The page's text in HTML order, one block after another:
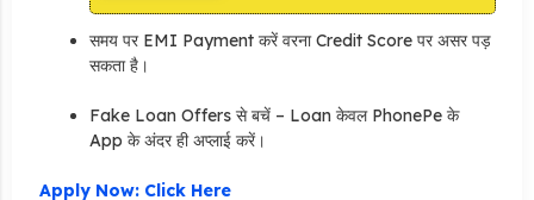
समय पर EMI Payment करें वरना Credit Score पर असर पड़
सकता है।
Fake Loan Offers से बचें – Loan केवल PhonePe के
App के अंदर ही अप्लाई करें।
Apply Now: Click Here